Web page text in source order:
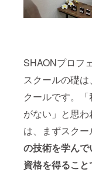
SHAONプロフ
スクールの礎は
クールです。
がない」と思わ
は、まずスクー
の技術を学んで
資格を得るこ